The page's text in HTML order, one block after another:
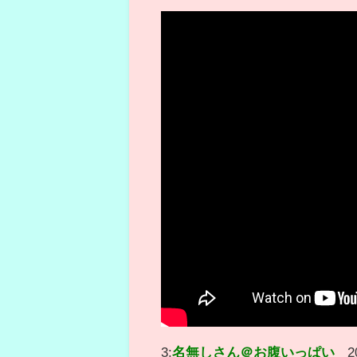
3:名無しさん＠お腹いっぱい